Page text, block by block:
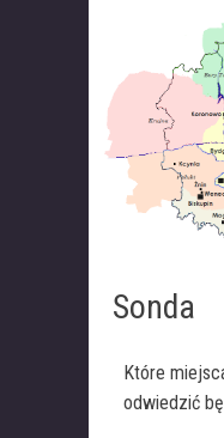
Sonda
Które
odwiedzić